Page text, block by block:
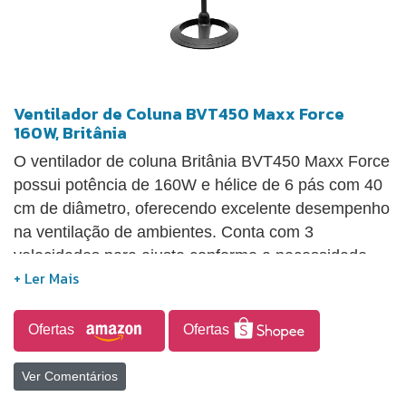
Ventilador de Coluna BVT450 Maxx Force
160W, Britânia
O ventilador de coluna Britânia BVT450 Maxx Force
possui potência de 160W e hélice de 6 pás com 40
cm de diâmetro, oferecendo excelente desempenho
na ventilação de ambientes. Conta com 3
velocidades para ajuste conforme a necessidade,
oscilação horizontal automática com sistema de
de segurança que impede o contato com partes
móveis. É uma opção funcional e segura, ideal para
uso doméstico.
Ofertas Ofertas
Ver Comentários